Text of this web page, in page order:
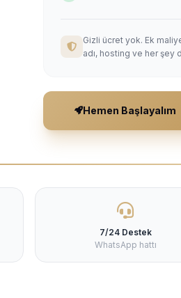
Gizli ücret yok. Ek
adı, hosting ve her şey
Hemen Başlayalım
7/24 Destek
WhatsApp hattı